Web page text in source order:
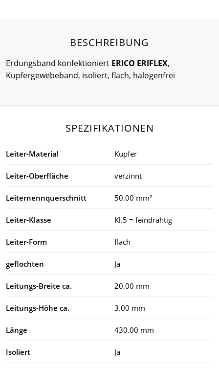
BESCHREIBUNG
Erdungsband konfektioniert ERICO ERIFLEX,
Kupfergewebeband, isoliert, flach, halogenfrei
SPEZIFIKATIONEN
Leiter-Material Kupfer
Leiter-Oberfläche verzinnt
Leiternennquerschnitt 50.00 mm²
Leiter-Klasse Kl.5 = feindrähtig
Leiter-Form flach
geflochten Ja
Leitungs-Breite ca. 20.00 mm
Leitungs-Höhe ca. 3.00 mm
Länge 430.00 mm
Isoliert Ja